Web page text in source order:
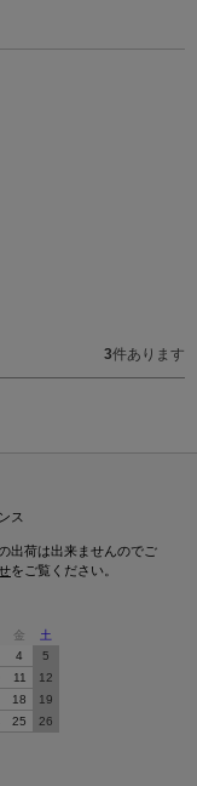
3件あります
ス
出荷は出来ませんのでご
をご覧ください。
金
土
4
5
11
12
18
19
25
26